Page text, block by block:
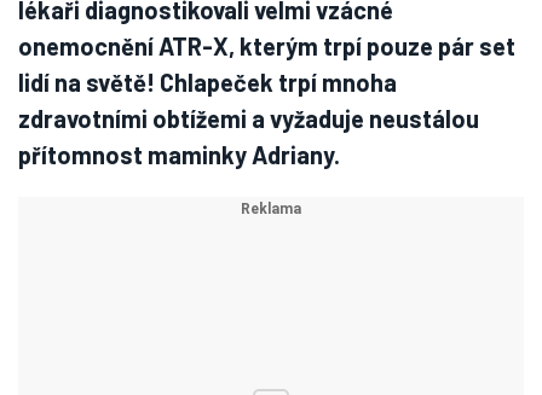
lékaři diagnostikovali velmi vzácné
onemocnění ATR-X, kterým trpí pouze pár set
lidí na světě! Chlapeček trpí mnoha
zdravotními obtížemi a vyžaduje neustálou
přítomnost maminky Adriany.